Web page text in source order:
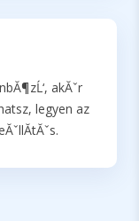
akĂˇr
legyen az